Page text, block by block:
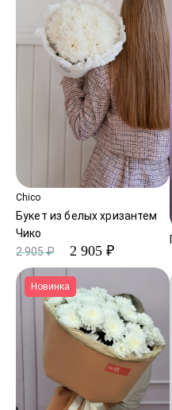
Chico
Букет из белых хризантем
Чико
2 905 ₽
2 905 ₽
Новинка